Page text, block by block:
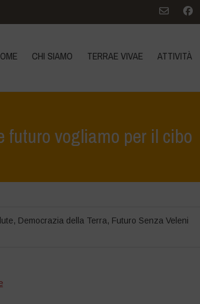
CHI SIAMO TERRAE VIVAE ATTIVITÀ
futuro vogliamo per il cibo
, Democrazia della Terra, Futuro Senza Veleni